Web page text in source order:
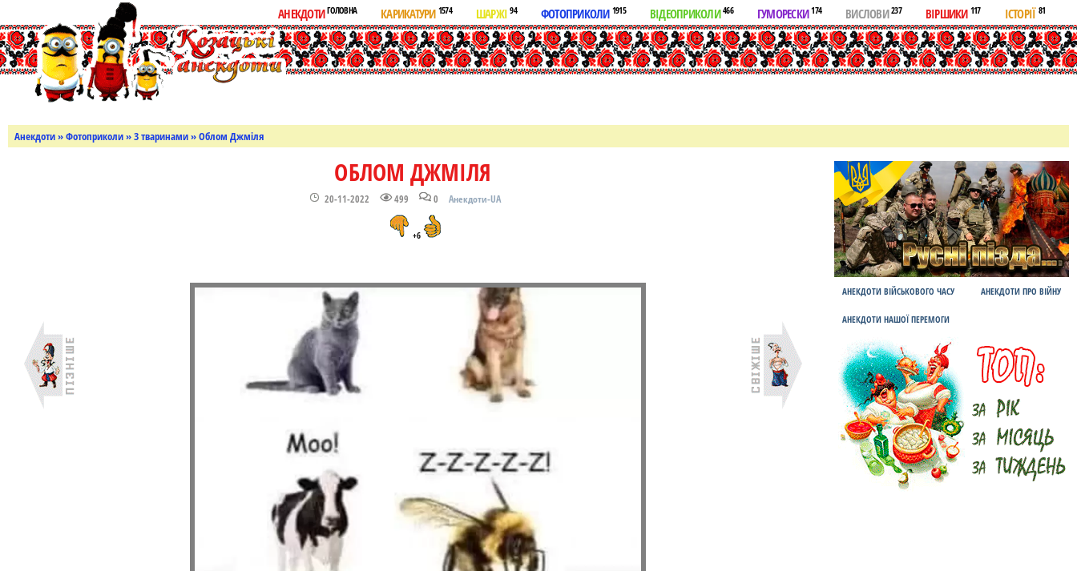
АНЕКДОТИГОЛОВНА КАРИКАТУРИ 1574 ШАРЖІ94 ФОТОПРИКОЛИ 1915 ВІДЕОПРИКОЛИ466 ГУМОРЕСКИ174 ВИСЛОВИ237 ВІРШИКИ 117 ІСТОРІЇ 81
Анекдоти»Фотоприколи»З тваринами» Облом Джміля
ОБЛОМ ДЖМІЛЯ
20-11-2022 499 0 Анекдоти-UA
+6
АНЕКДОТИ ВІЙСЬКОВОГО ЧАСУ АНЕКДОТИ ПРО ВІЙНУ
АНЕКДОТИ НАШОЇ ПЕРЕМОГИ